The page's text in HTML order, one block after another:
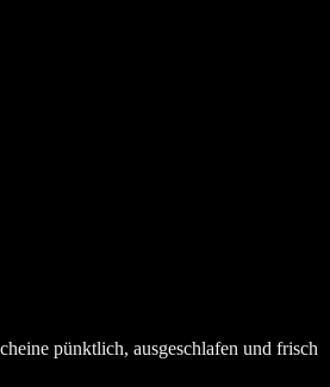
pünktlich, ausgeschlafen und frisch